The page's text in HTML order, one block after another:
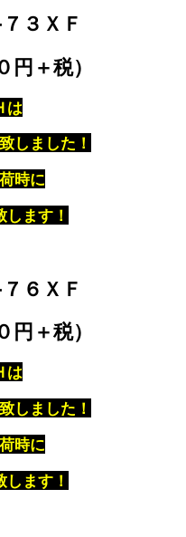
７３ＸＦ
円＋税）
は
しました！
時に
ます！
７６ＸＦ
円＋税）
は
しました！
時に
ます！